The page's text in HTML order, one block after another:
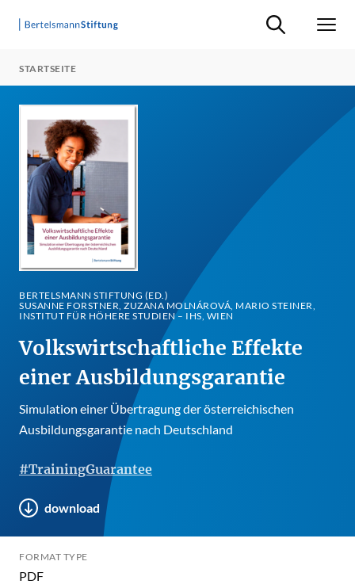
Suche ein-/
STARTSEITE
BERTELSMANN STIFTUNG (ED.)
SUSANNE FORSTNER, ZUZANA MOLNÁROVÁ, MARIO STEINER,
INSTITUT FÜR HÖHERE STUDIEN – IHS, WIEN
Volkswirtschaftliche Effekte
einer Ausbildungsgarantie
Simulation einer Übertragung der österreichischen
Ausbildungsgarantie nach Deutschland
#TrainingGuarantee
download
FORMAT TYPE
PDF